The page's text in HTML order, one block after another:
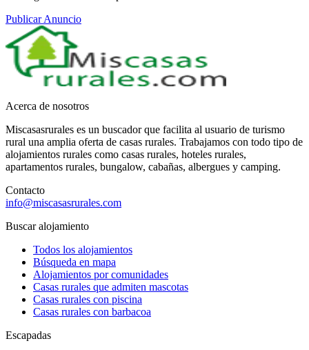
Publicar Anuncio
Acerca de nosotros
Miscasasrurales es un buscador que facilita al usuario de turismo
rural una amplia oferta de casas rurales. Trabajamos con todo tipo de
alojamientos rurales como casas rurales, hoteles rurales,
apartamentos rurales, bungalow, cabañas, albergues y camping.
Contacto
info@miscasasrurales.com
Buscar alojamiento
Todos los alojamientos
Búsqueda en mapa
Alojamientos por comunidades
Casas rurales que admiten mascotas
Casas rurales con piscina
Casas rurales con barbacoa
Escapadas